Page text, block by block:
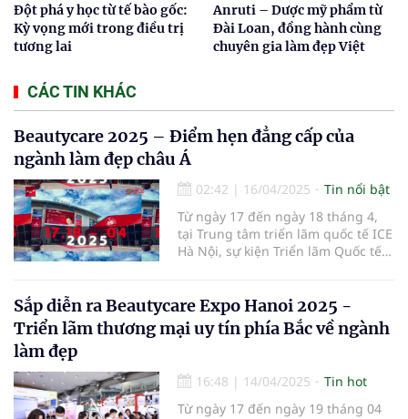
Đột phá y học từ tế bào gốc:
Kỳ vọng mới trong điều trị
tương lai
Anruti – Dược mỹ phẩm từ
Đài Loan, đồng hành cùng
chuyên gia làm đẹp Việt
CÁC TIN KHÁC
Beautycare 2025 – Điểm hẹn đẳng cấp của
ngành làm đẹp châu Á
02:42 | 16/04/2025
Tin nổi bật
Từ ngày 17 đến ngày 18 tháng 4,
tại Trung tâm triển lãm quốc tế ICE
Hà Nội, sự kiện Triển lãm Quốc tế
"Vẻ đẹp bền vững – Công nghệ
định hình tương lai".
Sắp diễn ra Beautycare Expo Hanoi 2025 -
Triển lãm thương mại uy tín phía Bắc về ngành
làm đẹp
16:48 | 14/04/2025
Tin hot
Từ ngày 17 đến ngày 19 tháng 04